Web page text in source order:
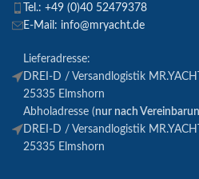
Tel.: +49 (0)40 52479378
E-Mail: info@mryacht.de
Lieferadresse:
DREI-D / Versandlogistik
25335 Elmshorn
Abholadresse (nur nach
DREI-D / Versandlogistik
25335 Elmshorn